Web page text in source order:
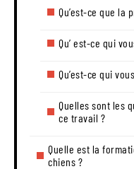
Qu’est-ce que la
Qu’ est-ce qui
Qu’est-ce qui
Quelles sont les
ce travail ?
Quelle est la
chiens ?